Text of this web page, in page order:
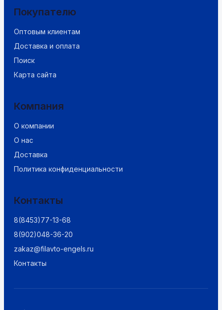
Покупателю
Оптовым клиентам
Доставка и оплата
Поиск
Карта сайта
Компания
О компании
О нас
Доставка
Политика конфиденциальности
Контакты
8(8453)77-13-68
8(902)048-36-20
zakaz@filavto-engels.ru
Контакты